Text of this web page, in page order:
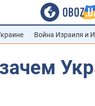
Война Израиля и